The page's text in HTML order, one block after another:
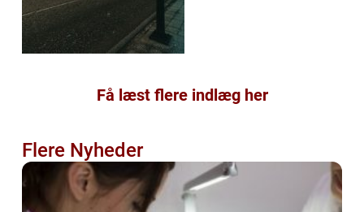
Få læst flere indlæg her
Flere Nyheder